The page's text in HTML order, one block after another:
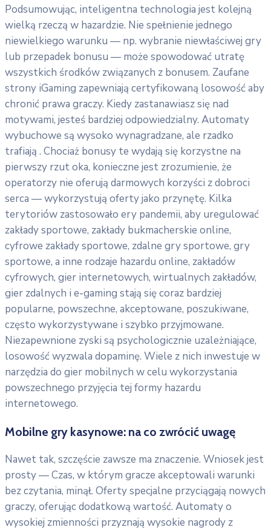
Podsumowując, inteligentna technologia jest kolejną
wielką rzeczą w hazardzie. Nie spełnienie jednego
niewielkiego warunku — np. wybranie niewłaściwej gry
lub przepadek bonusu — może spowodować utratę
wszystkich środków związanych z bonusem. Zaufane
strony iGaming zapewniają certyfikowaną losowość aby
chronić prawa graczy. Kiedy zastanawiasz się nad
motywami, jesteś bardziej odpowiedzialny. Automaty
wybuchowe są wysoko wynagradzane, ale rzadko
trafiają . Chociaż bonusy te wydają się korzystne na
pierwszy rzut oka, konieczne jest zrozumienie, że
operatorzy nie oferują darmowych korzyści z dobroci
serca — wykorzystują oferty jako przynętę. Kilka
terytoriów zastosowało ery pandemii, aby uregulować
zakłady sportowe, zakłady bukmacherskie online,
cyfrowe zakłady sportowe, zdalne gry sportowe, gry
sportowe, a inne rodzaje hazardu online, zakładów
cyfrowych, gier internetowych, wirtualnych zakładów,
gier zdalnych i e-gaming stają się coraz bardziej
popularne, powszechne, akceptowane, poszukiwane,
często wykorzystywane i szybko przyjmowane.
Niezapewnione zyski są psychologicznie uzależniające,
losowość wyzwala dopaminę. Wiele z nich inwestuje w
narzędzia do gier mobilnych w celu wykorzystania
powszechnego przyjęcia tej formy hazardu
internetowego.
Mobilne gry kasynowe: na co zwrócić uwagę
Nawet tak, szczęście zawsze ma znaczenie. Wniosek jest
prosty — Czas, w którym gracze akceptowali warunki
bez czytania, minął. Oferty specjalne przyciągają nowych
graczy, oferując dodatkową wartość. Automaty o
wysokiej zmienności przyznają wysokie nagrody z